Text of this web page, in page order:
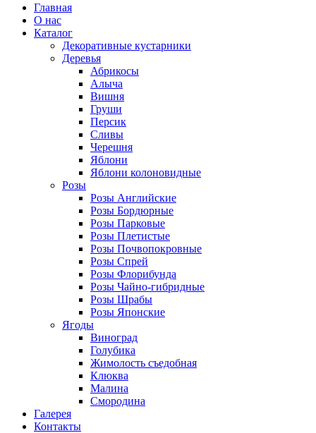
Главная
О нас
Каталог
Декоративные кустарники
Деревья
Абрикосы
Алыча
Вишня
Груши
Персик
Сливы
Черешня
Яблони
Яблони колоновидные
Розы
Розы Английские
Розы Бордюрные
Розы Парковые
Розы Плетистые
Розы Почвопокровные
Розы Спрей
Розы Флорибунда
Розы Чайно-гибридные
Розы Шрабы
Розы Японские
Ягоды
Виноград
Голубика
Жимолость съедобная
Клюква
Малина
Смородина
Галерея
Контакты